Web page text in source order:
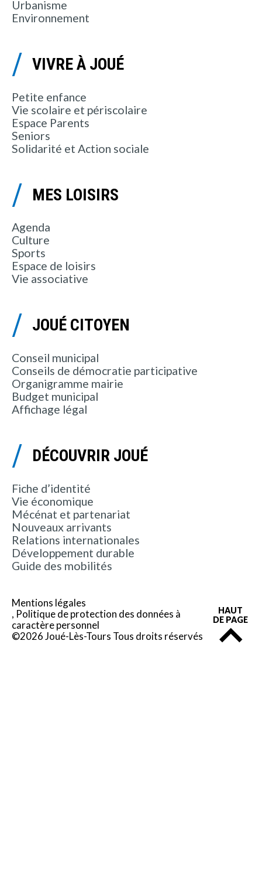
Urbanisme
Environnement
VIVRE À JOUÉ
Petite enfance
Vie scolaire et périscolaire
Espace Parents
Seniors
Solidarité et Action sociale
MES LOISIRS
Agenda
Culture
Sports
Espace de loisirs
Vie associative
JOUÉ CITOYEN
Conseil municipal
Conseils de démocratie participative
Organigramme mairie
Budget municipal
Affichage légal
DÉCOUVRIR JOUÉ
Fiche d’identité
Vie économique
Mécénat et partenariat
Nouveaux arrivants
Relations internationales
Développement durable
Guide des mobilités
Mentions légales
Politique de protection des données à
caractère personnel
©2026 Joué-Lès-Tours Tous droits réservés
HAUT
DE PAGE